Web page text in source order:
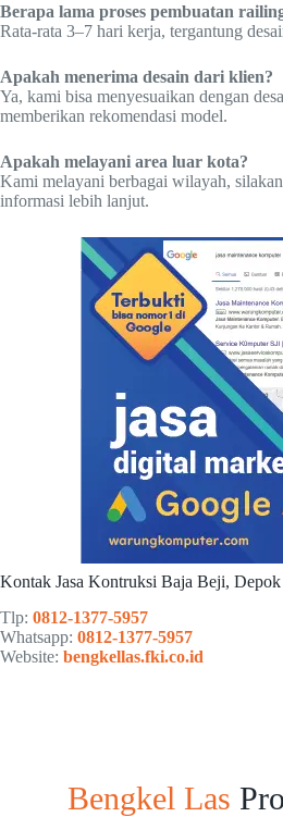
Berapa lama proses pembuatan
Rata-rata 3–7 hari kerja, tergantung
Apakah menerima desain dari klien?
Ya, kami bisa menyesuaikan dengan
memberikan rekomendasi model.
Apakah melayani area luar kota?
Kami melayani berbagai wilayah,
informasi lebih lanjut.
Kontak Jasa Kontruksi Baja Beji, Depok
Tlp: 0812-1377-5957
Whatsapp: 0812-1377-5957
Website: bengkellas.fki.co.id
Bengkel Las